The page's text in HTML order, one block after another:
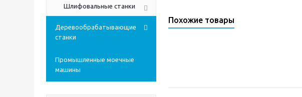
Шлифовальные станки
Деревообрабатывающие
станки
Промышленные моечные
машины
Похожие товары